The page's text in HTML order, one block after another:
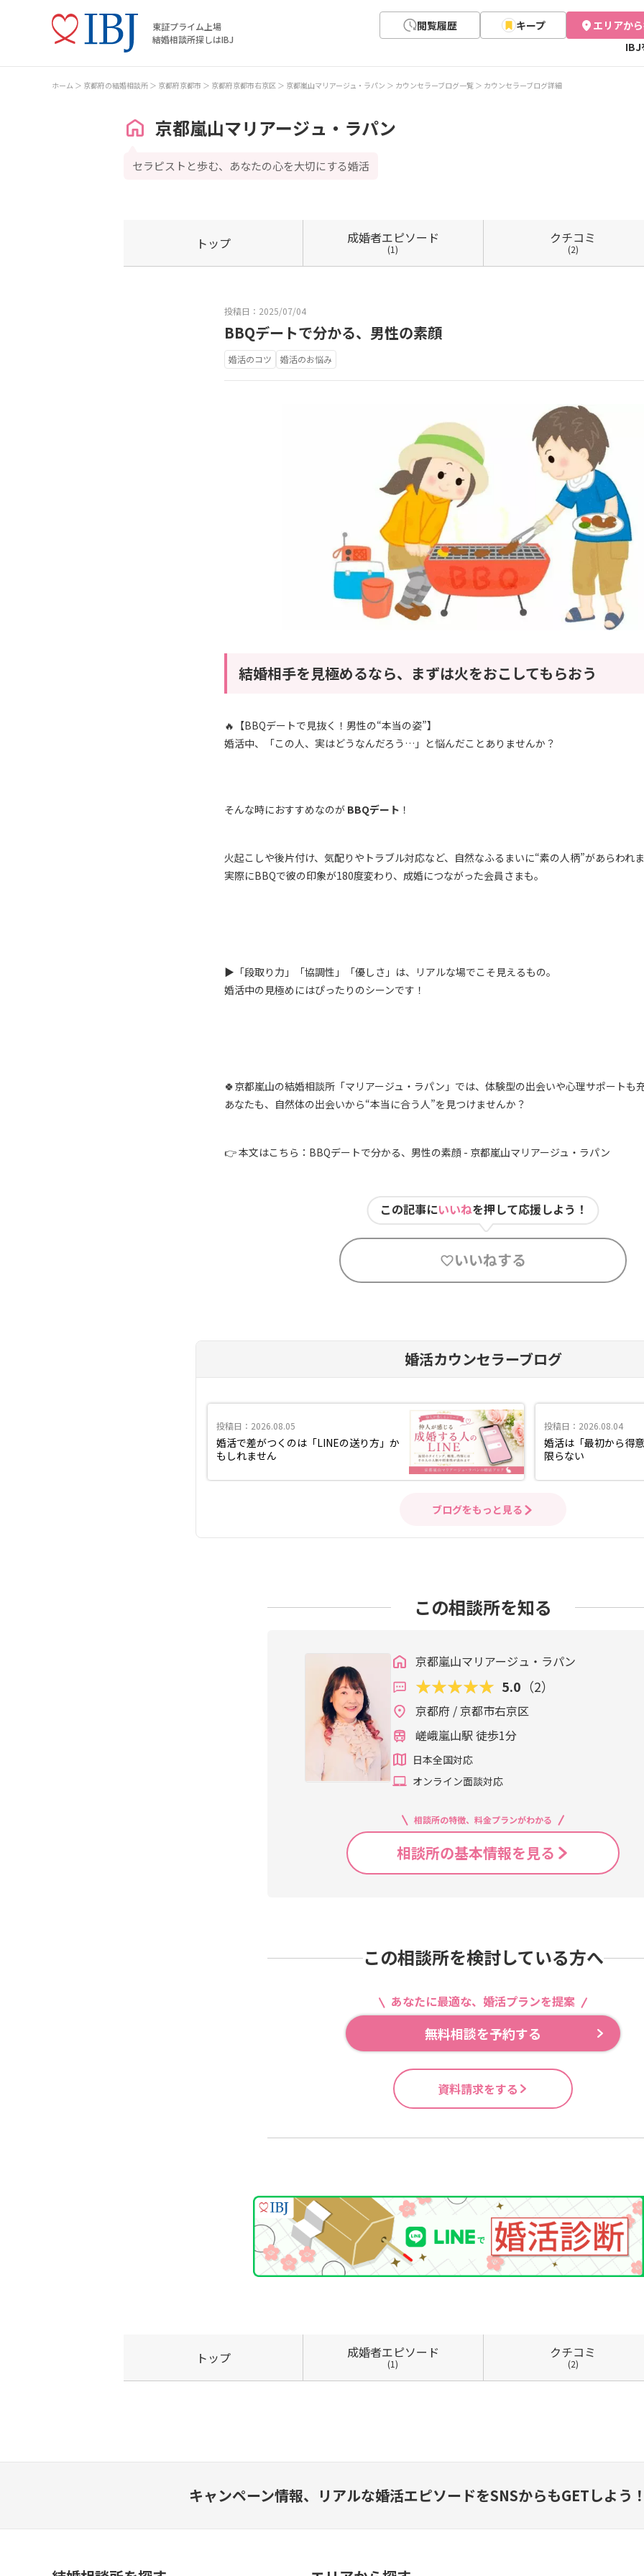
東証プライム上場
結婚相談所探しはIBJ
閲覧履歴 キープ
エリアか
IBJ
ホーム 京都府の結婚相談所 京都府京都市 京都府京都市右京区 京都嵐山マリアージュ・ラパン カウンセラーブログ一覧 カウンセラーブログ詳細
京都嵐山マリアージュ・ラパン
セラピストと歩む、あなたの心を大切にする婚活
トップ 成婚者エピソード
(1)
クチコミ
(2)
投稿日：2025/07/04
BBQデートで分かる、男性の素顔
婚活のコツ 婚活のお悩み
結婚相手を見極めるなら、まずは火をおこしてもらおう
🔥【BBQデートで見抜く！男性の“本当の姿”】
婚活中、「この人、実はどうなんだろう…」と悩んだことありませんか？
そんな時におすすめなのが BBQデート ！
火起こしや後片付け、気配りやトラブル対応など、自然なふるまいに“素の人柄”があらわれ
実際にBBQで彼の印象が180度変わり、成婚につながった会員さまも。
▶「段取り力」「協調性」「優しさ」は、リアルな場でこそ見えるもの。
婚活中の見極めにはぴったりのシーンです！
🍀京都嵐山の結婚相談所「マリアージュ・ラパン」では、体験型の出会いや心理サポートも
あなたも、自然体の出会いから“本当に合う人”を見つけませんか？
👉 本文はこちら：BBQデートで分かる、男性の素顔 - 京都嵐山マリアージュ・ラパン
この記事にいいねを押して応援しよう！
いいねする
婚活カウンセラーブログ
投稿日：2026.08.05
婚活で差がつくのは「LINEの送り方」か
もしれません
投稿日：2026.08.04
婚活は「最初から得
限らない
ブログをもっと見る
この相談所を知る
京都嵐山マリアージュ・ラパン
5.0 （2）
京都府 / 京都市右京区
嵯峨嵐山駅 徒歩1分
日本全国対応
オンライン面談対応
相談所の特徴、料金プランがわかる
相談所の基本情報を見る
この相談所を検討している方へ
あなたに最適な、婚活プランを提案
無料相談を予約する
資料請求をする
トップ 成婚者エピソード
(1)
クチコミ
(2)
キャンペーン情報、 リアルな婚活エピソードをSNSからもGETしよう